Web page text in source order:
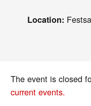
Location:
The event is closed
current events.